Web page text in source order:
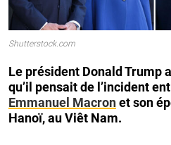
Shutterstock.com
Le président Donald Trump
qu’il pensait de l’incident
Emmanuel Macronet son
Hanoï, au Viêt Nam.